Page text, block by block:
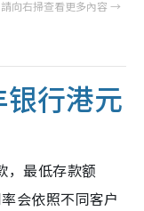
银行港元
，最低存款额
会依照不同客户